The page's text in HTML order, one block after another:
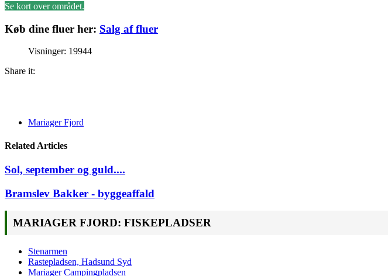
Se kort over området.
Køb dine fluer her: Salg af fluer
Visninger: 19944
Share it:
Mariager Fjord
Related Articles
Sol, september og guld....
Bramslev Bakker - byggeaffald
MARIAGER FJORD: FISKEPLADSER
Stenarmen
Rastepladsen, Hadsund Syd
Mariager Campingpladsen